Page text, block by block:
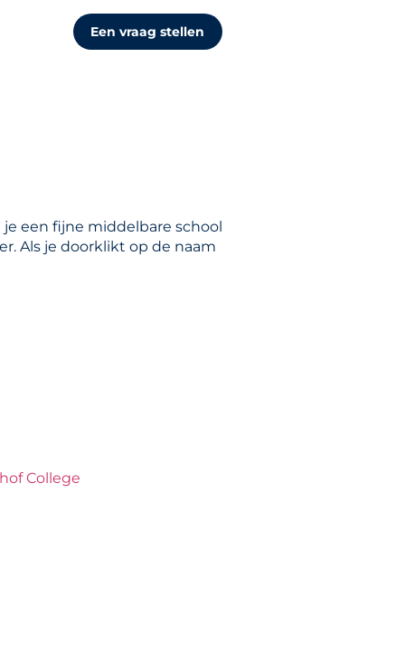
Een vraag stellen
een fijne middelbare school
Als je doorklikt op de naam
College